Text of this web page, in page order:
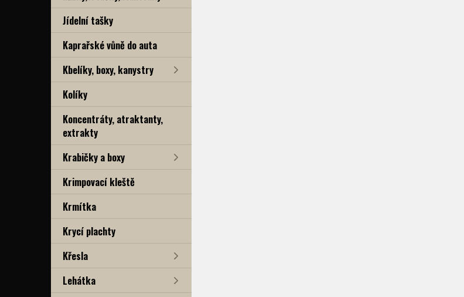
Jídelní tašky
Kaprařské vůně do auta
Kbelíky, boxy, kanystry
Kolíky
Koncentráty, atraktanty,
extrakty
Krabičky a boxy
Krimpovací kleště
Krmítka
Krycí plachty
Křesla
Lehátka